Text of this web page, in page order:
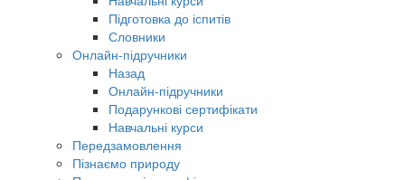
Підготовка до іспитів
Словники
Онлайн-підручники
Назад
Онлайн-підручники
Подарункові сертифікати
Навчальні курси
Передзамовлення
Пізнаємо природу